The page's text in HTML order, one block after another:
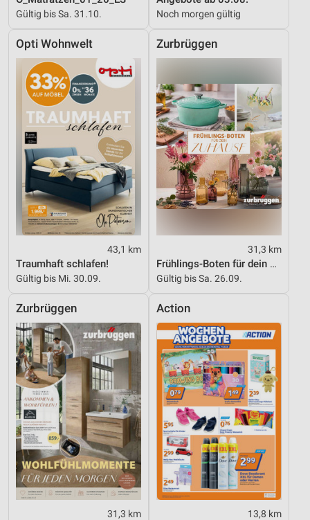
Gültig bis Sa. 31.10. Noch morgen gültig
Opti Wohnwelt
43,1 km
Traumhaft schlafen!
Gültig bis Mi. 30.09.
Zurbrüggen
31,3 km
Frühlings-Boten für dein Zuhause
Gültig bis Sa. 26.09.
Zurbrüggen
31,3 km
Action
13,8 km